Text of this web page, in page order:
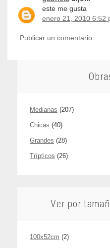
este me gusta
enero 21, 2010 6:52
Publicar un comentario
Medianas (207)
Chicas (40)
Grandes (28)
Trípticos (26)
Ver por
100x52cm (2)